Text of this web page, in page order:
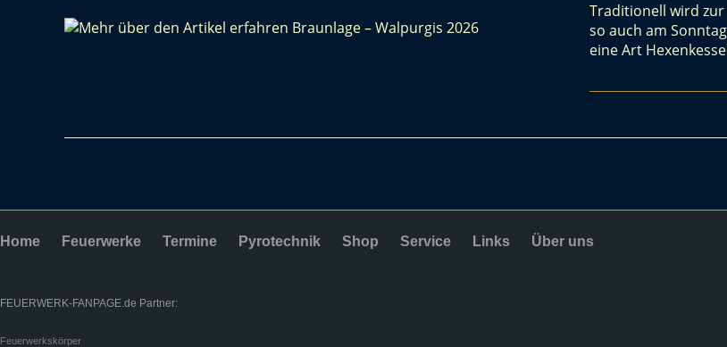
Traditionell wird
so auch am
eine Art
Home Feuerwerke Termine Pyrotechnik Shop Service Links Über uns
FEUERWERK-FANPAGE.de Partner:
Feuerwerkskörper